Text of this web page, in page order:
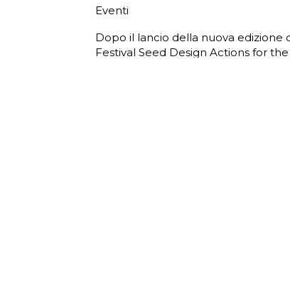
Eventi
Dopo il lancio della nuova edizione
Festival Seed Design Actions for